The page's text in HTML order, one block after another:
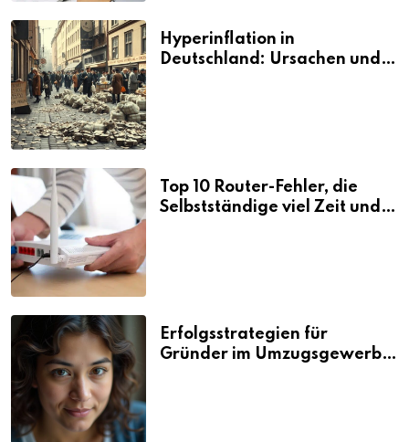
Hyperinflation in
Deutschland: Ursachen und
Top 10 Router-Fehler, die
Selbstständige viel Zeit und
Erfolgsstrategien für
Gründer im Umzugsgewerbe